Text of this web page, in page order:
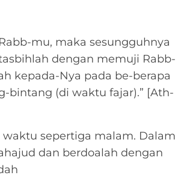
mu, maka sesungguhnya
dengan memuji Rabb-
kepada-Nya pada be-berapa
bintang (di waktu fajar).” [Ath-
sepertiga malam. Dalam
dan berdoalah dengan